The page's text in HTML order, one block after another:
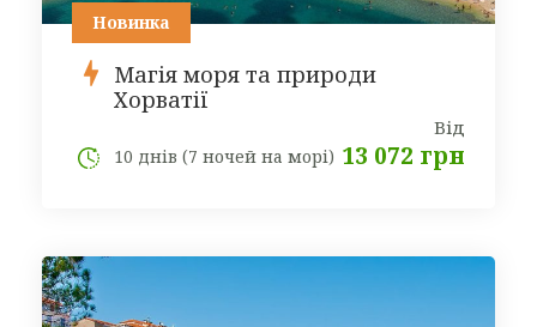
Новинка
Магія моря та природи
Хорватії
Від
13 072 грн
10 днів (7 ночей на морі)